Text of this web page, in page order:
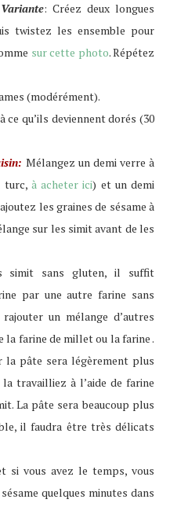
Variante: Créez deux longues
twistez les ensemble pour
sur cette photo. Répétez
(modérément).
ce qu’ils deviennent dorés (30
Mélangez un demi verre à
turc, à acheter ici) et un demi
les graines de sésame à
sur les simit avant de les
simit sans gluten, il suffit
par une autre farine sans
un mélange d’autres
la farine de millet ou la farine .
pâte sera légèrement plus
travailliez à l’aide de farine
La pâte sera beaucoup plus
il faudra être très délicats
si vous avez le temps, vous
quelques minutes dans